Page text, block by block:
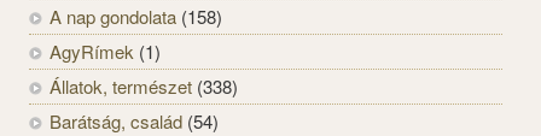
A nap gondolata (158)
AgyRímek (1)
Állatok, természet (338)
Barátság, család (54)